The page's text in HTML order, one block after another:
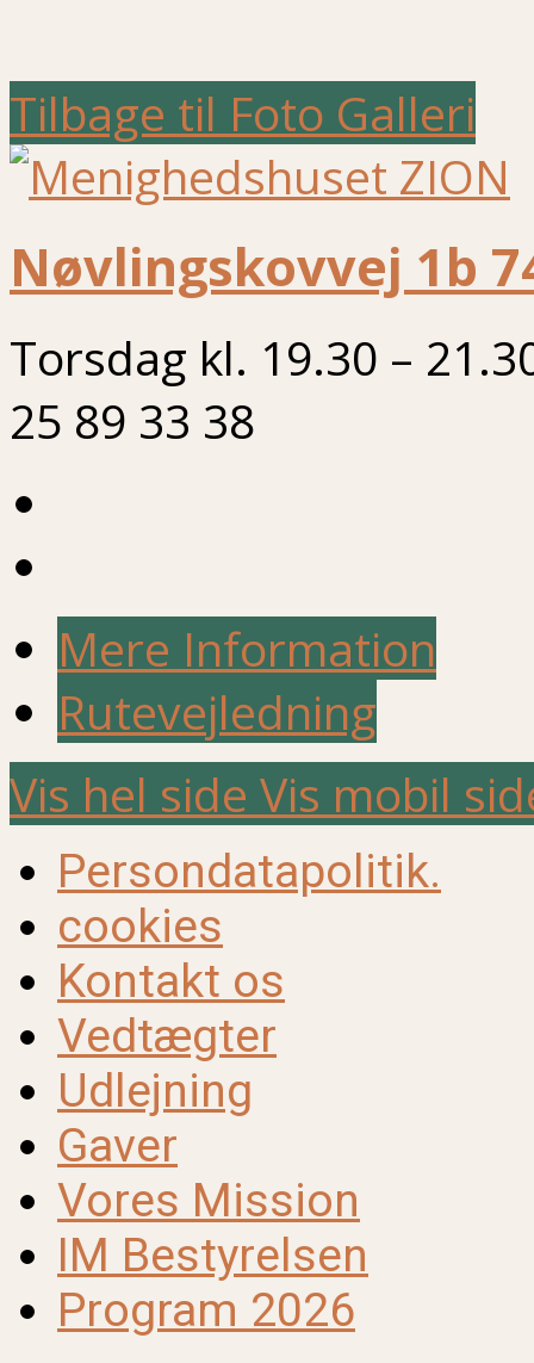
Tilbage til Foto Galleri
Nøvlingskovvej 1b
Torsdag kl. 19.30 –
25 89 33 38
Mere Information
Rutevejledning
Vis hel side Vis mobil
Persondatapolitik.
cookies
Kontakt os
Vedtægter
Udlejning
Gaver
Vores Mission
IM Bestyrelsen
Program 2026